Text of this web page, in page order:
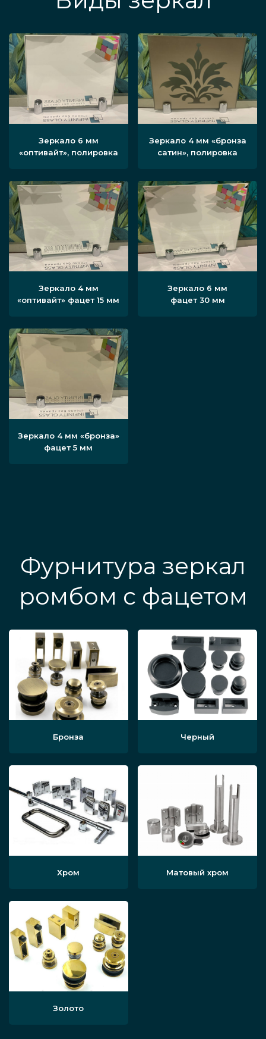
Зеркало 6 мм
«оптивайт», полировка
Зеркало 4 мм «бронза
сатин», полировка
Зеркало 4 мм
«оптивайт» фацет 15 мм
Зеркало 6 мм
фацет 30 мм
Зеркало 4 мм «бронза»
фацет 5 мм
Фурнитура зеркал
ромбом с фацетом
Бронза Черный
Хром Матовый хром
Золото